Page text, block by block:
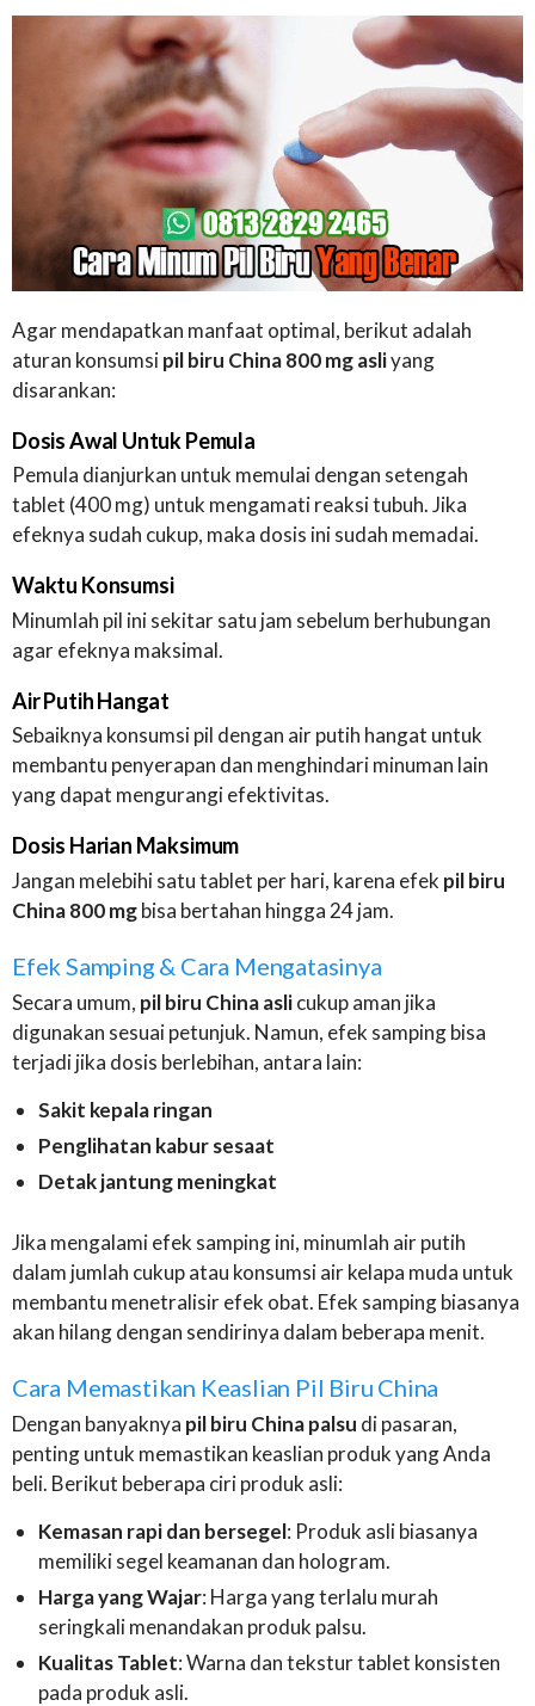
Agar mendapatkan manfaat optimal, berikut adalah
aturan konsumsipil biru China 800 mg asliyang
disarankan:
Dosis Awal Untuk Pemula
Pemula dianjurkan untuk memulai dengan setengah
tablet (400 mg) untuk mengamati reaksi tubuh. Jika
efeknya sudah cukup, maka dosis ini sudah memadai.
Waktu Konsumsi
Minumlah pil ini sekitar satu jam sebelum berhubungan
agar efeknya maksimal.
Air Putih Hangat
Sebaiknya konsumsi pil dengan air putih hangat untuk
membantu penyerapan dan menghindari minuman lain
yang dapat mengurangi efektivitas.
Dosis Harian Maksimum
Jangan melebihi satu tablet per hari, karena efek pil biru
China 800 mgbisa bertahan hingga 24 jam.
Efek Samping & Cara Mengatasinya
Secara umum, pil biru China aslicukup aman jika
digunakan sesuai petunjuk. Namun, efek samping bisa
terjadi jika dosis berlebihan, antara lain:
Sakit kepala ringan
Penglihatan kabur sesaat
Detak jantung meningkat
Jika mengalami efek samping ini, minumlah air putih
dalam jumlah cukup atau konsumsi air kelapa muda untuk
membantu menetralisir efek obat. Efek samping biasanya
akan hilang dengan sendirinya dalam beberapa menit.
Cara Memastikan Keaslian Pil Biru China
Dengan banyaknya pil biru China palsu di pasaran,
penting untuk memastikan keaslian produk yang Anda
beli. Berikut beberapa ciri produk asli:
Kemasan rapi dan bersegel: Produk asli biasanya
memiliki segel keamanan dan hologram.
Harga yang Wajar: Harga yang terlalu murah
seringkali menandakan produk palsu.
Kualitas Tablet: Warna dan tekstur tablet konsisten
pada produk asli.